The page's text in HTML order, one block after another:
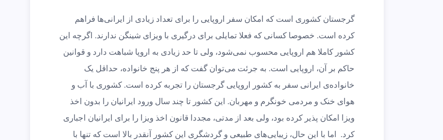
گرجستان کشوری است که امکان سفر اروپایی را برای تعداد زیادی از ایرانی‌ها فراهم
کرده است. خصوصا کسانی که فعلا تمایلی برای درگیری با ویزای شینگن ندارند. اگرچه این
کشور کاملا هم اروپایی محسوب نمی‌شود، ولی تا حد زیادی به اروپا شباهت دارد و قوانین
حاکم بر آن، اروپایی است. به جرئت می‌توان گفت که از هر پنج خانواده، حداقل یک
خانواده‌ی ایرانی سفر به کشور اروپایی گرجستان را تجربه کرده‌ است. کشوری با آب و
هوای خنک و مردمی خونگرم و مهربان. این کشور تا چند سال ورود ایرانیان را بدون اخذ
ویزا امکان پذیر کرده بود، ولی بعد از مدتی، مجددا قانون اخذ ویزا را برای ایرانیان اجباری
کرد. اما با این حال، زیبایی‌های طبیعی و گردشگری این کشور آنقدر بالا است که تنها با